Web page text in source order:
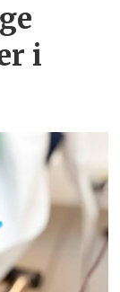
i